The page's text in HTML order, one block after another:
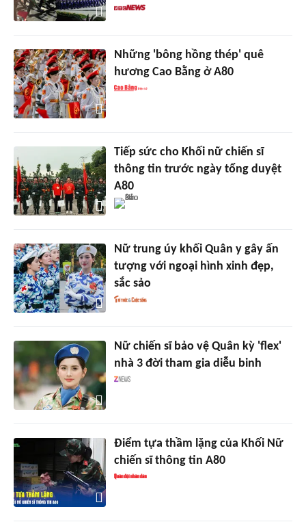
Những 'bông hồng thép' quê
hương Cao Bằng ở A80
Tiếp sức cho Khối nữ chiến sĩ
thông tin trước ngày tổng duyệt
A80
Nữ trung úy khối Quân y gây ấn
tượng với ngoại hình xinh đẹp,
sắc sảo
Nữ chiến sĩ bảo vệ Quân kỳ 'flex'
nhà 3 đời tham gia diễu binh
Điểm tựa thầm lặng của Khối Nữ
chiến sĩ thông tin A80